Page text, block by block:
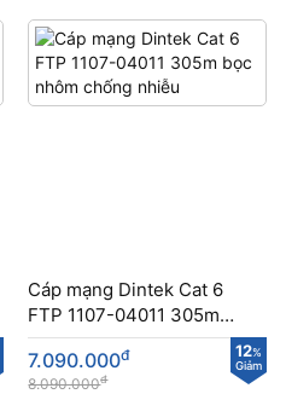
Cáp mạng Dintek Cat 6
FTP 1107-04011 305m
bọc nhôm chống nhiễu 12%
Giảm
7.090.000đ
8.090.000đ